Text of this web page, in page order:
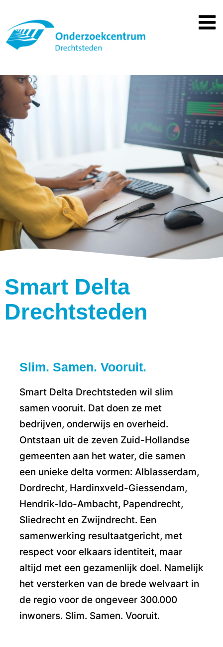
naar
inhoud
Smart Delta
Drechtsteden
Slim. Samen. Vooruit.
Smart Delta Drechtsteden wil slim
samen vooruit. Dat doen ze met
bedrijven, onderwijs en overheid.
Ontstaan uit de zeven Zuid-Hollandse
gemeenten aan het water, die samen
een unieke delta vormen: Alblasserdam,
Dordrecht, Hardinxveld-Giessendam,
Hendrik-Ido-Ambacht, Papendrecht,
Sliedrecht en Zwijndrecht. Een
samenwerking resultaatgericht, met
respect voor elkaars identiteit, maar
altijd met een gezamenlijk doel. Namelijk
het versterken van de brede welvaart in
de regio voor de ongeveer 300.000
inwoners. Slim. Samen. Vooruit.